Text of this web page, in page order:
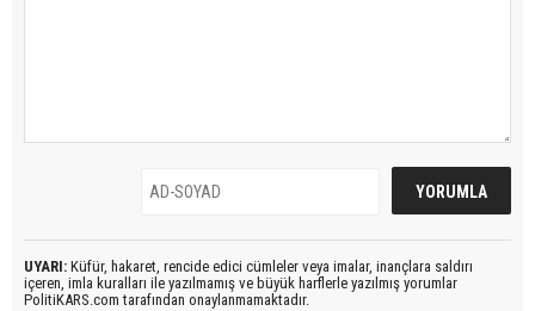
UYARI: Küfür, hakaret, rencide edici cümleler veya imalar, inançlara saldırı
içeren, imla kuralları ile yazılmamış ve büyük harflerle yazılmış yorumlar
PolitiKARS.com tarafından onaylanmamaktadır.